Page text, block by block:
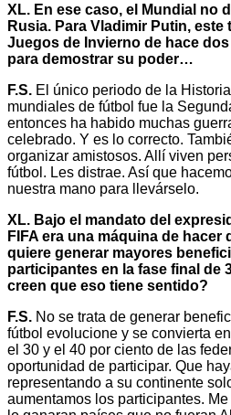
XL. En ese caso, el Mundial no
Rusia. Para Vladimir Putin,
Juegos de Invierno de hace
para demostrar su poder…
F.S. El único periodo de la
mundiales de fútbol fue la
entonces ha habido muchas
celebrado. Y es lo correcto.
organizar amistosos. Allí viven
fútbol. Les distrae. Así que
nuestra mano para llevárselo.
XL. Bajo el mandato del
FIFA era una máquina de
quiere generar mayores
participantes en la fase final de
creen que eso tiene sentido?
F.S. No se trata de generar
fútbol evolucione y se convierta
el 30 y el 40 por ciento de las
oportunidad de participar. Que
representando a su continente
aumentamos los participantes.